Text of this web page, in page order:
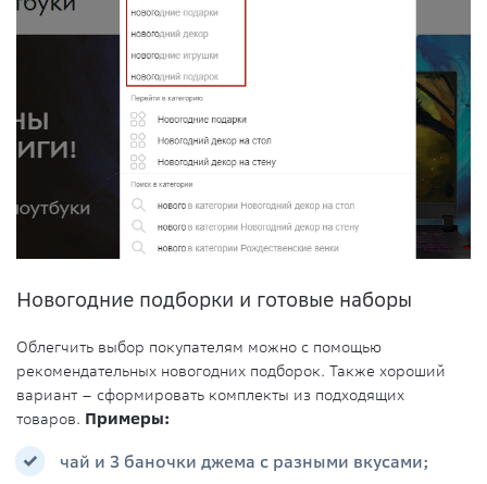
Новогодние подборки и готовые наборы
Облегчить выбор покупателям можно с помощью
рекомендательных новогодних подборок. Также хороший
вариант – сформировать комплекты из подходящих
товаров. Примеры:
чай и 3 баночки джема с разными вкусами;